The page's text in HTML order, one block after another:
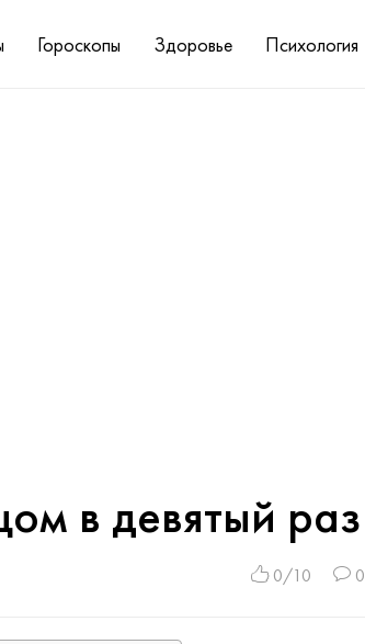
Гороскопы Здоровье Психология
в девятый раз
0/10 0